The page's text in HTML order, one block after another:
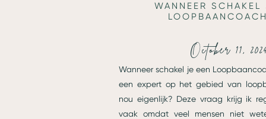
WANNEER SCHAKEL
October 11,
Wanneer schakel je een
een expert op het gebied van
nou eigenlijk? Deze vraag krijg ik
vaak omdat veel mensen niet